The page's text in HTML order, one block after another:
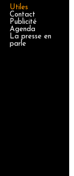
Utiles
Contact
Publicité
Agenda
La presse en
parle